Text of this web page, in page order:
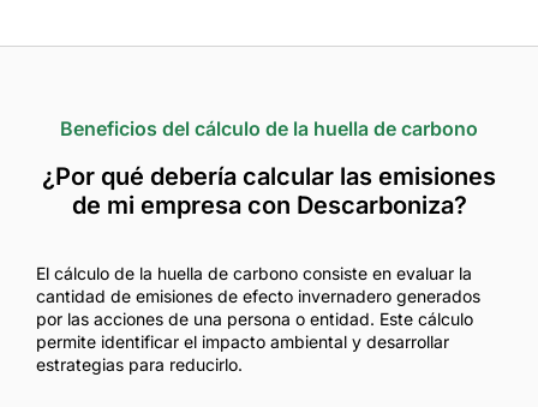
Beneficios del cálculo de la huella de carbono
¿Por qué debería calcular las emisiones
de mi empresa con Descarboniza?
El cálculo de la huella de carbono consiste en evaluar la
cantidad de emisiones de efecto invernadero generados
por las acciones de una persona o entidad. Este cálculo
permite identificar el impacto ambiental y desarrollar
estrategias para reducirlo.